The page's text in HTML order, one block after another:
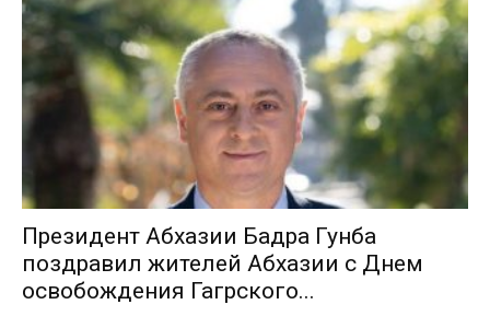
Президент Абхазии Бадра Гунба
поздравил жителей Абхазии с Днем
освобождения Гагрского...